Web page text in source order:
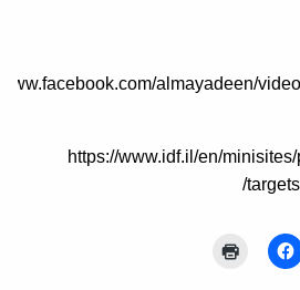
almayadeen/
https://www.idf.il/en/